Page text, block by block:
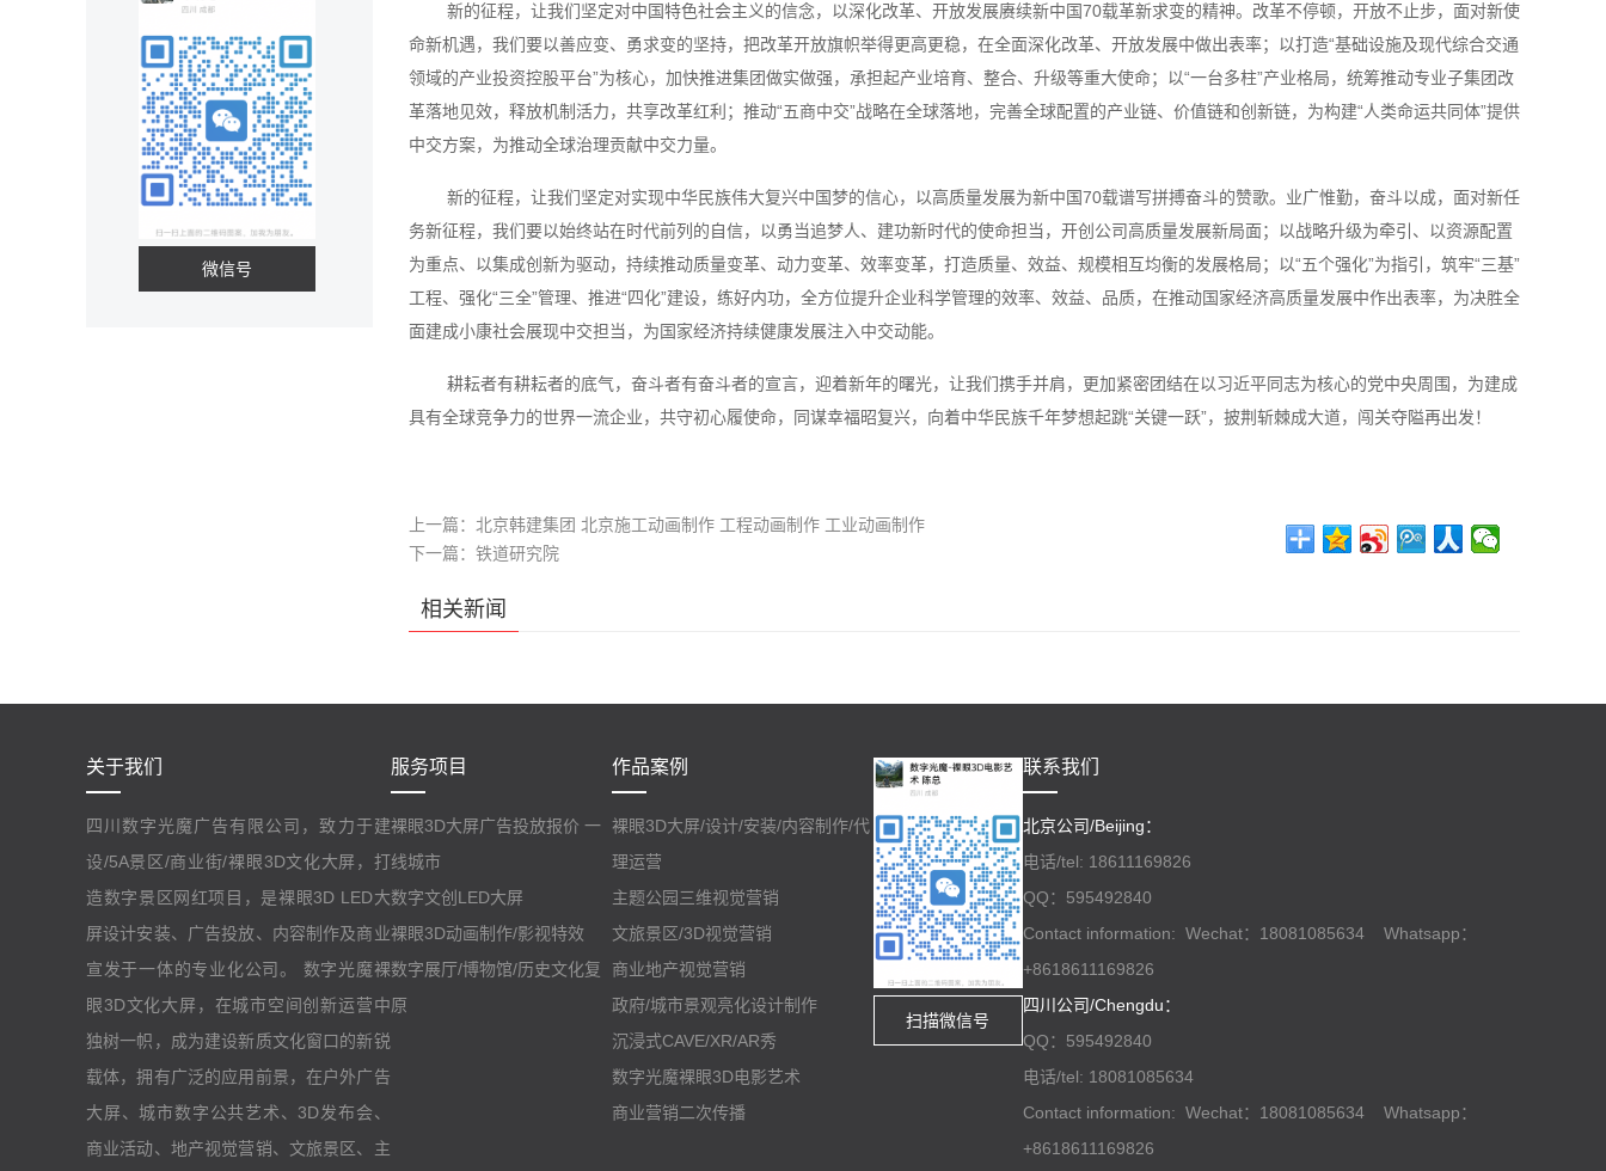
新的征程，让我们坚定对中国特色社会主义的信念，以深化改革、开放发展赓续新中国70载革新求变的精神。改革不停顿，开放不止步，面对新使
命新机遇，我们要以善应变、勇求变的坚持，把改革开放旗帜举得更高更稳，在全面深化改革、开放发展中做出表率；以打造“基础设施及现代综合交通
领域的产业投资控股平台”为核心，加快推进集团做实做强，承担起产业培育、整合、升级等重大使命；以“一台多柱”产业格局，统筹推动专业子集团改
革落地见效，释放机制活力，共享改革红利；推动“五商中交”战略在全球落地，完善全球配置的产业链、价值链和创新链，为构建“人类命运共同体”提供
中交方案，为推动全球治理贡献中交力量。
新的征程，让我们坚定对实现中华民族伟大复兴中国梦的信心，以高质量发展为新中国70载谱写拼搏奋斗的赞歌。业广惟勤，奋斗以成，面对新任
务新征程，我们要以始终站在时代前列的自信，以勇当追梦人、建功新时代的使命担当，开创公司高质量发展新局面；以战略升级为牵引、以资源配置
为重点、以集成创新为驱动，持续推动质量变革、动力变革、效率变革，打造质量、效益、规模相互均衡的发展格局；以“五个强化”为指引，筑牢“三基”
工程、强化“三全”管理、推进“四化”建设，练好内功，全方位提升企业科学管理的效率、效益、品质，在推动国家经济高质量发展中作出表率，为决胜全
面建成小康社会展现中交担当，为国家经济持续健康发展注入中交动能。
耕耘者有耕耘者的底气，奋斗者有奋斗者的宣言，迎着新年的曙光，让我们携手并肩，更加紧密团结在以习近平同志为核心的党中央周围，为建成
具有全球竞争力的世界一流企业，共守初心履使命，同谋幸福昭复兴，向着中华民族千年梦想起跳“关键一跃”，披荆斩棘成大道，闯关夺隘再出发！
上一篇： 北京韩建集团 北京施工动画制作 工程动画制作 工业动画制作
下一篇： 铁道研究院
相关新闻
微信号
关于我们
四川数字光魔广告有限公司，致力于建
设/5A景区/商业街/裸眼3D文化大屏，打
造数字景区网红项目，是裸眼3D LED大
屏设计安装、广告投放、内容制作及商业
宣发于一体的专业化公司。 数字光魔裸
眼3D文化大屏，在城市空间创新运营中
独树一帜，成为建设新质文化窗口的新锐
载体，拥有广泛的应用前景，在户外广告
大屏、城市数字公共艺术、3D发布会、
商业活动、地产视觉营销、文旅景区、主
服务项目
裸眼3D大屏广告投放报价 一
线城市
数字文创LED大屏
裸眼3D动画制作/影视特效
数字展厅/博物馆/历史文化复
原
作品案例
裸眼3D大屏/设计/安装/内容制作/代
理运营
主题公园三维视觉营销
文旅景区/3D视觉营销
商业地产视觉营销
政府/城市景观亮化设计制作
沉浸式CAVE/XR/AR秀
数字光魔裸眼3D电影艺术
商业营销二次传播
扫描微信号
联系我们
北京公司/Beijing：
电话/tel: 18611169826
QQ：595492840
Contact information: Wechat：18081085634 Whatsapp：
+8618611169826
四川公司/Chengdu：
QQ：595492840
电话/tel: 18081085634
Contact information: Wechat：18081085634 Whatsapp：
+8618611169826